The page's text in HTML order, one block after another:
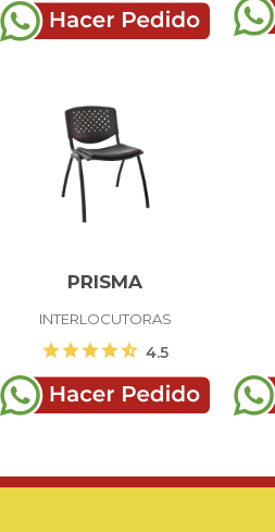
PRISMA
INTERLOCUTORAS
starstarstarstarstar_half 4.5